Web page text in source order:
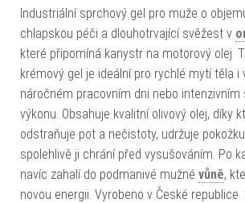
Industriální sprchový gel pro muže o
chlapskou péči a dlouhotrvající svěžest v
které připomíná kanystr na motorový olej.
krémový gel je ideální pro rychlé mytí těla i
náročném pracovním dni nebo intenzivním
výkonu. Obsahuje kvalitní olivový olej, díky
odstraňuje pot a nečistoty, udržuje
spolehlivě ji chrání před vysušováním. Po
navíc zahalí do podmanivé mužné vůně,
novou energii. Vyrobeno v České republice.